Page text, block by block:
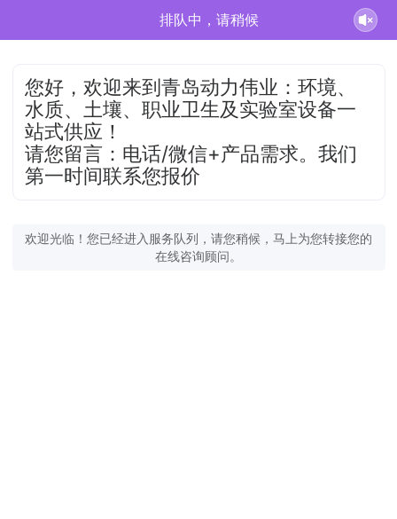
排队中，请稍候
您好，欢迎来到青岛动力伟业：环境、
水质、土壤、职业卫生及实验室设备一
站式供应！
请您留言：电话/微信+产品需求。我们
第一时间联系您报价
欢迎光临！您已经进入服务队列，请您稍候，马上为您转接您的
在线咨询顾问。